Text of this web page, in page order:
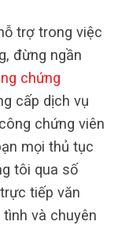
trợ trong việc
đừng ngần
chứng
cấp dịch vụ
chứng viên
mọi thủ tục
tôi qua số
tiếp văn
và chuyên